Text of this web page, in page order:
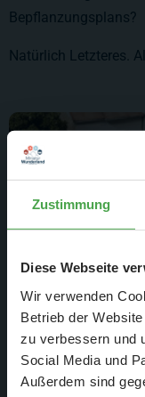
Zustimmung
Diese Webseite
Wir verwenden
Betrieb der
zu verbessern und
Social Media und
Außerdem sind
Bepflanzungsplans?
Natürlich Letzteres.
Damit es auch für